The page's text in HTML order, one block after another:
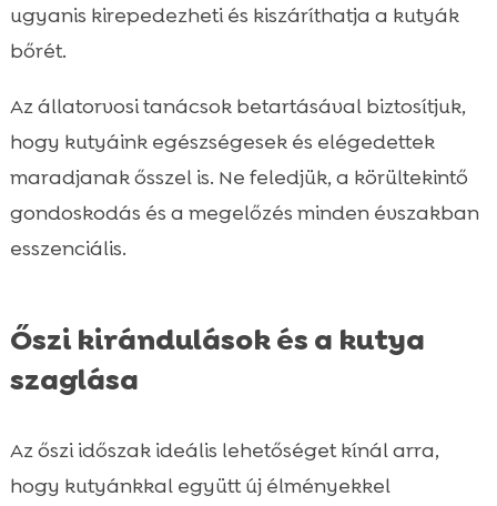
ugyanis kirepedezheti és kiszáríthatja a kutyák
bőrét.
Az állatorvosi tanácsok betartásával biztosítjuk,
hogy kutyáink egészségesek és elégedettek
maradjanak ősszel is. Ne feledjük, a körültekintő
gondoskodás és a megelőzés minden évszakban
esszenciális.
Őszi kirándulások és a kutya
szaglása
Az őszi időszak ideális lehetőséget kínál arra,
hogy kutyánkkal együtt új élményekkel